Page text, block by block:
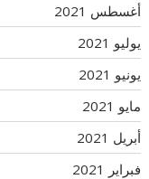
أغسطس 2021
يوليو 2021
يونيو 2021
مايو 2021
أبريل 2021
فبراير 2021